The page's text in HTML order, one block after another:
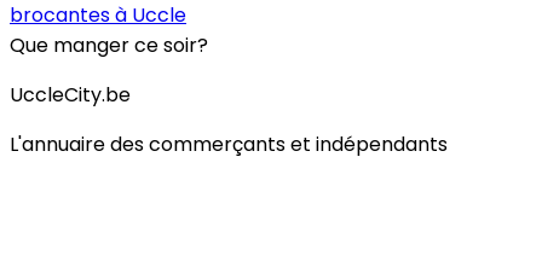
brocantes à Uccle
Que manger ce soir?
UccleCity.be
L'annuaire des commerçants et indépendants